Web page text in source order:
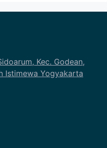
Kec. Godean,
Istimewa Yogyakarta